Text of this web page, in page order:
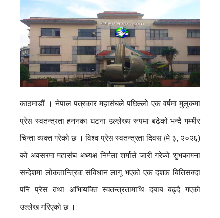
काठमाडौं । नेपाल पत्रकार महासंघले पछिल्लो एक वर्षमा मुलुकमा
प्रेस स्वतन्त्रता हननका घटना उल्लेख्य रूपमा बढेको भन्दै गम्भीर
चिन्ता व्यक्त गरेको छ । विश्व प्रेस स्वतन्त्रता दिवस (मे ३, २०२६)
को अवसरमा महासंघ अध्यक्ष निर्मला शर्माले जारी गरेको शुभकामना
सन्देशमा लोकतान्त्रिक संविधान लागू भएको एक दशक बितिसक्दा
पनि प्रेस तथा अभिव्यक्ति स्वतन्त्रतामाथि दबाब बढ्दै गएको
उल्लेख गरिएको छ ।